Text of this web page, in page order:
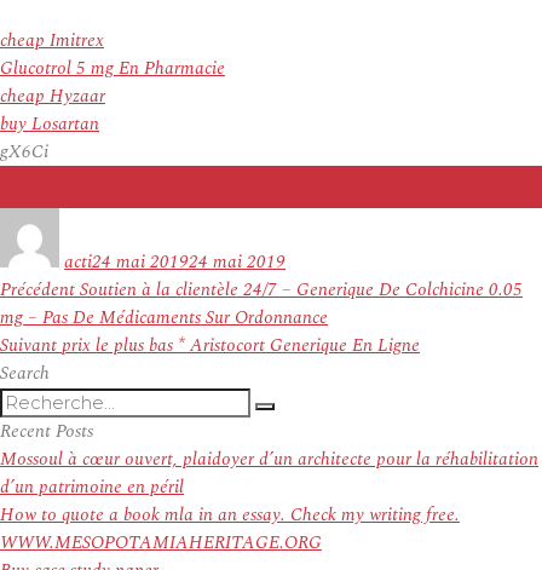
cheap Imitrex
Glucotrol 5 mg En Pharmacie
cheap Hyzaar
buy Losartan
gX6Ci
actile
24 mai 201924 mai 2019
Navigation
de
l’article
PrécédentArticle
précédent :
Soutien à la clientèle 24/7 – Generique De Colchicine 0.05
mg – Pas De Médicaments Sur Ordonnance
SuivantArticle
prix le plus bas * Aristocort Generique En Ligne
Search
Recherche
pour
:
Recherche
Recent Posts
Mossoul à cœur ouvert, plaidoyer d’un architecte pour la réhabilitation
d’un patrimoine en péril
How to quote a book mla in an essay. Check my writing free.
WWW.MESOPOTAMIAHERITAGE.ORG